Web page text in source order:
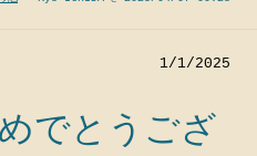
1/1/2025
でとうござ